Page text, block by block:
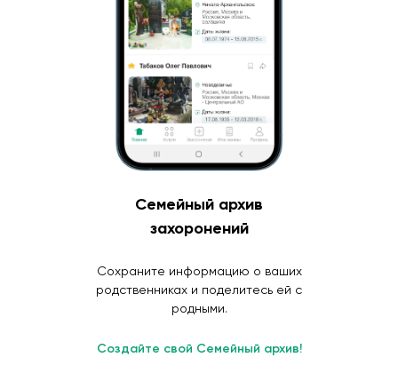
Семейный архив
захоронений
Сохраните информацию о ваших
родственниках и поделитесь ей с
родными.
Создайте свой Семейный архив!